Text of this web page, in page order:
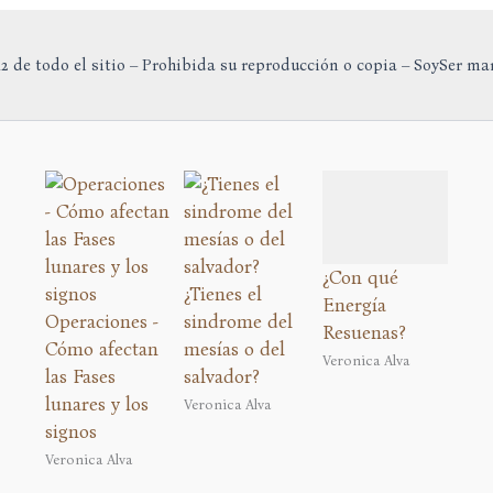
de todo el sitio – Prohibida su reproducción o copia – SoySer
Operaciones -
Cómo afectan
las Fases
lunares y los
signos
Veronica Alva
¿Tienes el
sindrome del
mesías o del
salvador?
Veronica Alva
¿Con qué
Energía
Resuenas?
Veronica Alva